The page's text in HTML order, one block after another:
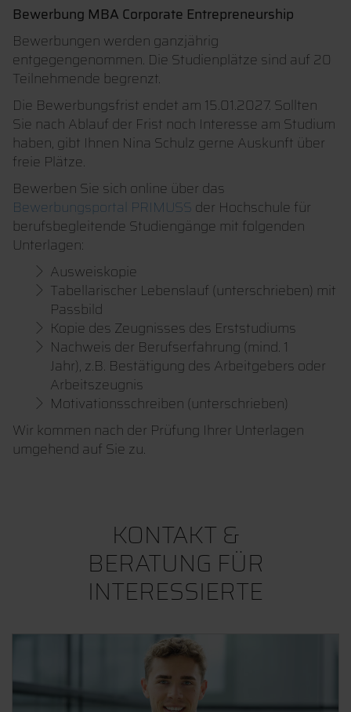
Bewerbung MBA Corporate Entrepreneurship
Bewerbungen werden ganzjährig
entgegengenommen. Die Studienplätze sind auf 20
Teilnehmende begrenzt.
Die Bewerbungsfrist endet am 15.01.2027. Sollten
Sie nach Ablauf der Frist noch Interesse am Studium
haben, gibt Ihnen Nina Schulz gerne Auskunft über
freie Plätze.
Bewerben Sie sich online über das
Bewerbungsportal PRIMUSS der Hochschule für
berufsbegleitende Studiengänge mit folgenden
Unterlagen:
Ausweiskopie
Tabellarischer Lebenslauf (unterschrieben) mit
Passbild
Kopie des Zeugnisses des Erststudiums
Nachweis der Berufserfahrung (mind. 1
Jahr), z.B. Bestätigung des Arbeitgebers oder
Arbeitszeugnis
Motivationsschreiben (unterschrieben)
Wir kommen nach der Prüfung Ihrer Unterlagen
umgehend auf Sie zu.
KONTAKT &
BERATUNG FÜR
INTERESSIERTE